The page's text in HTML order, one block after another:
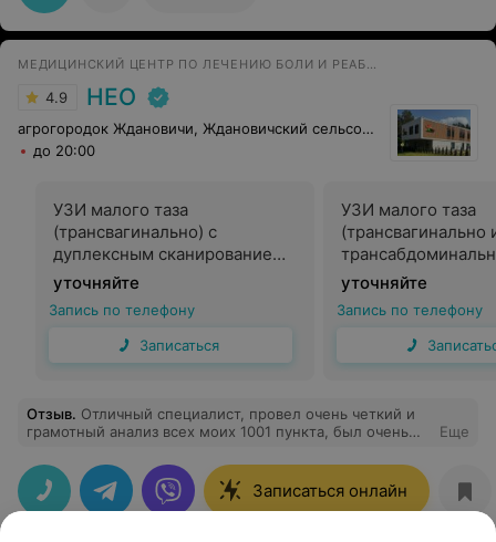
МЕДИЦИНСКИЙ ЦЕНТР ПО ЛЕЧЕНИЮ БОЛИ И РЕАБИЛИТАЦИИ
4.9 НЕО
агрогородок Ждановичи, Ждановичский сельсовет, 105
до 20:00
УЗИ малого таза
(трансвагинально) с
дуплексным сканированием
сосудов
уточняйте
Запись по телефону
Записаться
УЗИ малого таза
(трансвагинально
дуплексным
сосудов
уточняйте
Запись по телефону
Отзыв. Отличный специалист, провел очень четкий и
грамотный анализ всех моих 1001 пункта, был очень
комфортно, приятен в общении и много интересных
моментов мне подсветил.
Еще
Записаться онлайн